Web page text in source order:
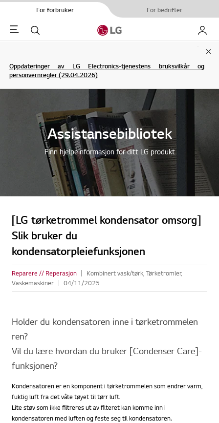
For forbruker For bedrifter
Menu Søk My LG
Oppdateringer av LG Electronics-tjenestens bruksvilkår og
personvernregler (29.04.2026)
Assistansebibliotek
Finn hjelpeinformasjon for ditt LG produkt
[LG tørketrommel kondensator omsorg]
Slik bruker du
kondensatorpleiefunksjonen
Reparere // Reperasjon
Kombinert vask/tørk, Tørketromler,
Vaskemaskiner
04/11/2025
Holder du kondensatoren inne i tørketrommelen
ren?
Vil du lære hvordan du bruker [Condenser Care]-
funksjonen?
Kondensatoren er en komponent i tørketrommelen som endrer varm,
fuktig luft fra det våte tøyet til tørr luft.
Lite støv som ikke filtreres ut av filteret kan komme inn i
kondensatoren med luften og feste seg til kondensatoren.